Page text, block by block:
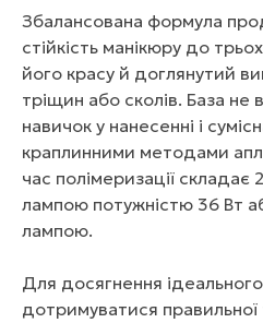
Збалансована формула
стійкість манікюру до
його красу й доглянутий
тріщин або сколів. База не
навичок у нанесенні і
краплинними методами
час полімеризації складає
лампою потужністю 36 Вт
лампою.
Для досягнення
дотримуватися правильної